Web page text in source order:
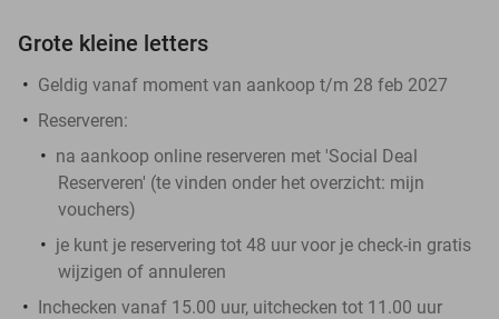
Grote kleine letters
Geldig vanaf moment van aankoop t/m 28 feb 2027
Reserveren:
na aankoop online reserveren met 'Social Deal
Reserveren' (te vinden onder het overzicht: mijn
vouchers)
je kunt je reservering tot 48 uur voor je check-in gratis
wijzigen of annuleren
Inchecken vanaf 15.00 uur, uitchecken tot 11.00 uur